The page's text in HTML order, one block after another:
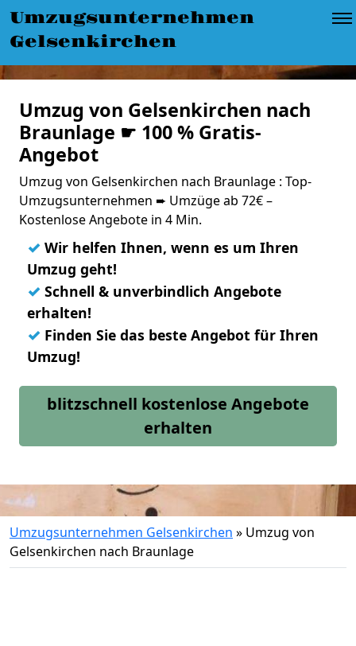
Umzugsunternehmen
Gelsenkirchen
Umzug von Gelsenkirchen nach
Braunlage ☛ 100 % Gratis-
Angebot
Umzug von Gelsenkirchen nach Braunlage : Top-
Umzugsunternehmen ➨ Umzüge ab 72€ –
Kostenlose Angebote in 4 Min.
✓ Wir helfen Ihnen, wenn es um Ihren
Umzug geht!
✓ Schnell & unverbindlich Angebote
erhalten!
✓ Finden Sie das beste Angebot für Ihren
Umzug!
blitzschnell kostenlose Angebote
erhalten
Umzugsunternehmen Gelsenkirchen » Umzug von
Gelsenkirchen nach Braunlage